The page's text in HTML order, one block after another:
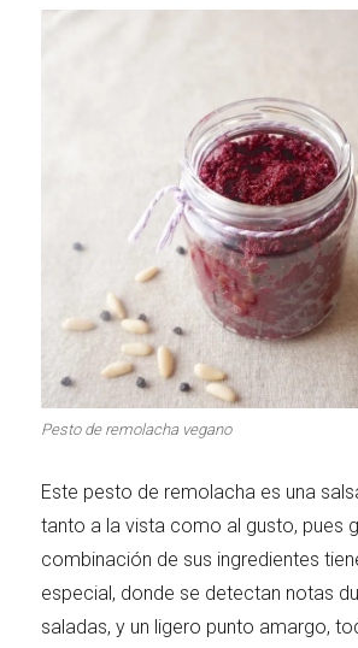
Pesto de remolacha vegano
Este pesto de remolacha es una
tanto a la vista como al gusto, pues
combinación de sus ingredientes
especial, donde se detectan notas
saladas, y un ligero punto amargo,